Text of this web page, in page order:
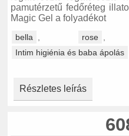
pamutérzetű
Magic Gel a folyadékot
bella rose
Intim higiénia és baba ápolás
Részletes leírás